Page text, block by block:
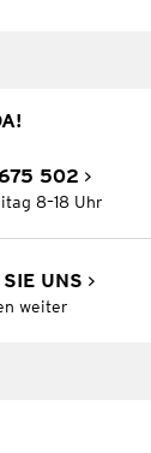
502
8–18 Uhr
UNS
weiter